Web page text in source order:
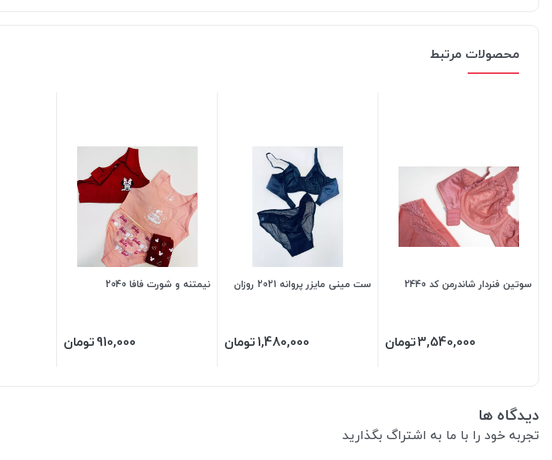
محصولات مرتبط
سوتین فنردار شاندرمن کد 2440
3,540,000تومان
ست مینی مایزر پروانه 2021 روزان
1,480,000تومان
نیمتنه و شورت فافا 2040
910,000تومان
دیدگاه ها
تجربه خود را با ما به اشتراگ بگذارید